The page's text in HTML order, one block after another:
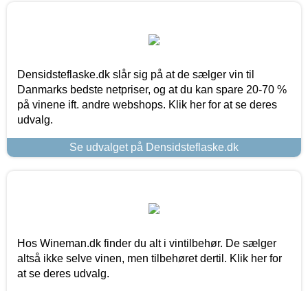
Densidsteflaske.dk slår sig på at de sælger vin til
Danmarks bedste netpriser, og at du kan spare 20-70 %
på vinene ift. andre webshops. Klik her for at se deres
udvalg.
Se udvalget på Densidsteflaske.dk
Hos Wineman.dk finder du alt i vintilbehør. De sælger
altså ikke selve vinen, men tilbehøret dertil. Klik her for
at se deres udvalg.